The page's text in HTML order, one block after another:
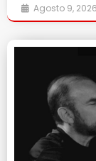
Agosto 9, 2026